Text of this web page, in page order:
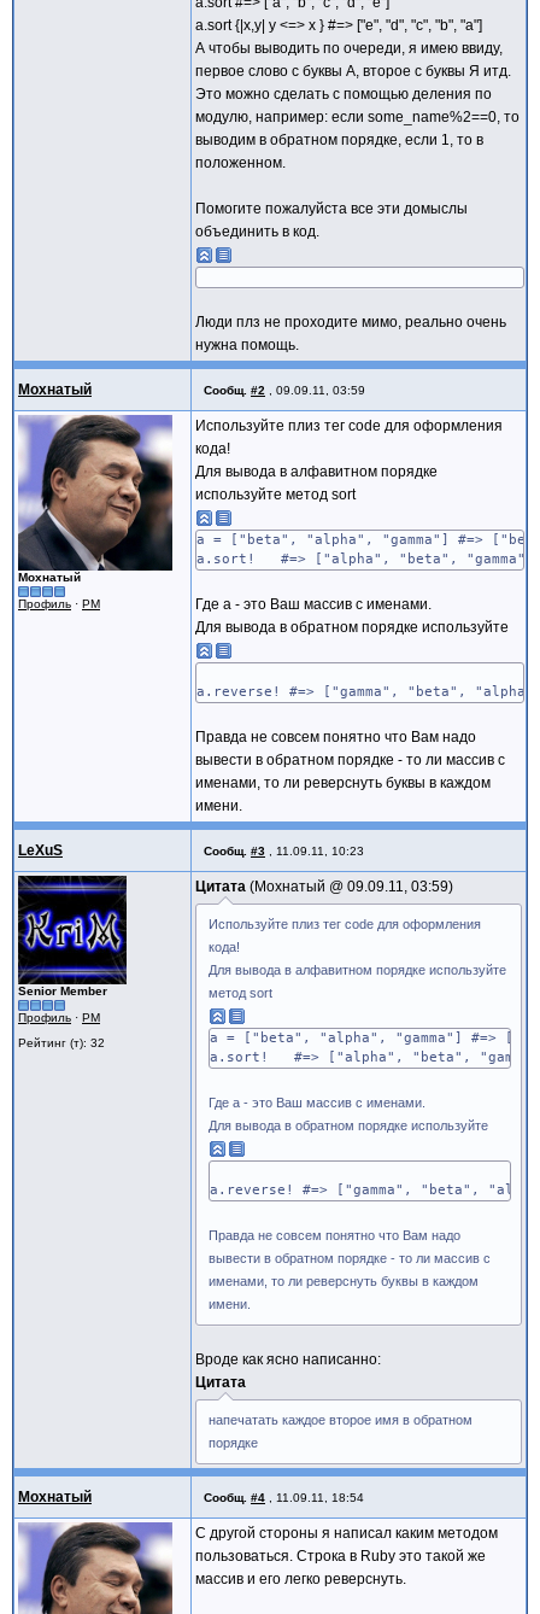
a.sort {|x,y| y <=> x } #=> ["e", "d", "c", "b", "a"]
А чтобы выводить по очереди, я имею ввиду,
первое слово с буквы А, второе с буквы Я итд.
Это можно сделать с помощью деления по
модулю, например: если some_name%2==0, то
выводим в обратном порядке, если 1, то в
положенном.
Помогите пожалуйста все эти домыслы
объединить в код.
Люди плз не проходите мимо, реально очень
нужна помощь.
Мохнатый Сообщ. #2 09.09.11, 03:59
Мохнатый
Профиль · PM
Используйте плиз тег code для оформления
кода!
Для вывода в алфавитном порядке
используйте метод sort
a = ["beta", "alpha", "gamma"] #=>
a.sort! #=> ["alpha", "beta", "gamma"]
Где а - это Ваш массив с именами.
Для вывода в обратном порядке используйте
a.reverse! #=> ["gamma", "beta",
Правда не совсем понятно что Вам надо
вывести в обратном порядке - то ли массив с
именами, то ли реверснуть буквы в каждом
имени.
LeXuS Сообщ. #3 11.09.11, 10:23
Senior Member
Профиль · PM
Рейтинг (т): 32
Цитата Мохнатый @ 09.09.11, 03:59
Используйте плиз тег code для оформления
кода!
Для вывода в алфавитном порядке используйте
метод sort
a = ["beta", "alpha", "gamma"] #=>
a.sort! #=> ["alpha", "beta",
Где а - это Ваш массив с именами.
Для вывода в обратном порядке используйте
a.reverse! #=> ["gamma", "beta",
Правда не совсем понятно что Вам надо
вывести в обратном порядке - то ли массив с
именами, то ли реверснуть буквы в каждом
имени.
Вроде как ясно написанно:
Цитата
напечатать каждое второе имя в обратном
порядке
Мохнатый Сообщ. #4 11.09.11, 18:54
С другой стороны я написал каким методом
пользоваться. Строка в Ruby это такой же
массив и его легко реверснуть.